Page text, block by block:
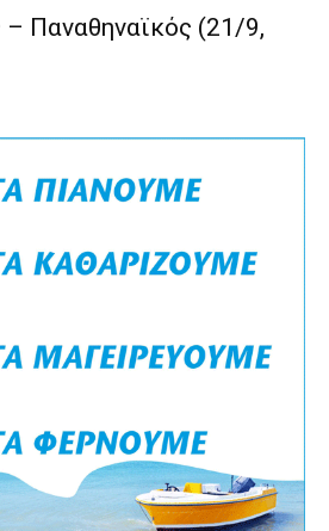
Παναθηναϊκός (21/9,